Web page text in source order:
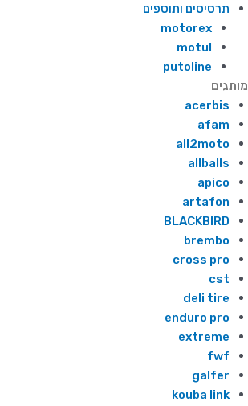
תרסיסים ותוספים
motorex
motul
putoline
מותגים
acerbis
afam
all2moto
allballs
apico
artafon
BLACKBIRD
brembo
cross pro
cst
deli tire
enduro pro
extreme
fwf
galfer
kouba link